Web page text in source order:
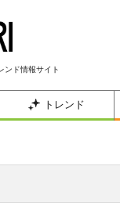
ンド情報サイト
トレンド